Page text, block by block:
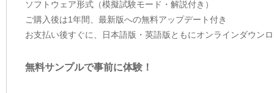
ソフトウェア形式（模擬試験モード・解説付き）
ご購入後は1年間、最新版への無料アップデート付き
お支払い後すぐに、日本語版・英語版ともにオンラインダウン
無料サンプルで事前に体験！